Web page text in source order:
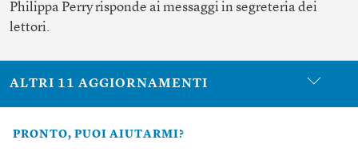
Philippa Perry risponde ai messaggi in segreteria dei
lettori.
ALTRI 11 AGGIORNAMENTI
PRONTO, PUOI AIUTARMI?